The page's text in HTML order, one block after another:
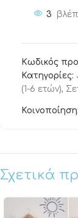
3
Κωδικός
Κατηγορίες:
(1-6 ετών),
Κοινοποίηση:
Σχετικά